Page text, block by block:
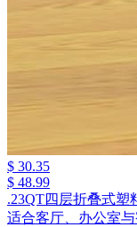
$ 30.35
$ 48.99
.23QT四层折叠式塑
适合客厅、办公室